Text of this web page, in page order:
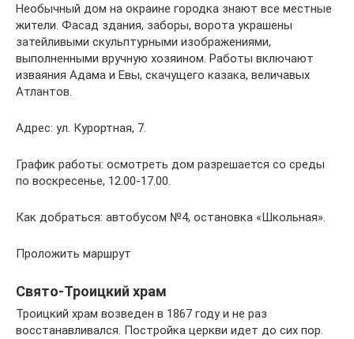
Необычный дом на окраине городка знают все местные
жители. Фасад здания, заборы, ворота украшены
затейливыми скульптурными изображениями,
выполненными вручную хозяином. Работы включают
изваяния Адама и Евы, скачущего казака, величавых
Атлантов.
Адрес: ул. Курортная, 7.
График работы: осмотреть дом разрешается со среды
по воскресенье, 12.00-17.00.
Как добраться: автобусом №4, остановка «Школьная».
Проложить маршрут
Свято-Троицкий храм
Троицкий храм возведен в 1867 году и не раз
восстанавливался. Постройка церкви идет до сих пор.